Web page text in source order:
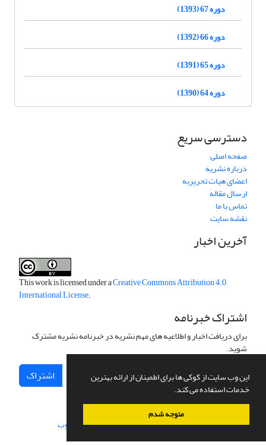
این وب سایت از کوکی ها برای اطمینان از ارائه بهترین
خدمات استفاده می کند.
متوجه شدم
دوره 67 (1393)
دوره 66 (1392)
دوره 65 (1391)
دوره 64 (1390)
دسترسی سریع
صفحه اصلی
درباره نشریه
اعضای هیات تحریریه
ارسال مقاله
تماس با ما
نقشه سایت
آخرین اخبار
This work is licensed under aCreative Commons Attribution 4.0
International License.
اشتراک خبرنامه
برای دریافت اخبار و اطلاعیه های مهم نشریه در خبرنامه نشریه مشترک
شوید.
اشتراک
سامانه مدیریت نشریات علمی.طراحی و پیاده سازی از سیناوب